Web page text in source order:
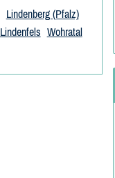
Lindenberg (Pfalz)
Lindenfels Wohratal